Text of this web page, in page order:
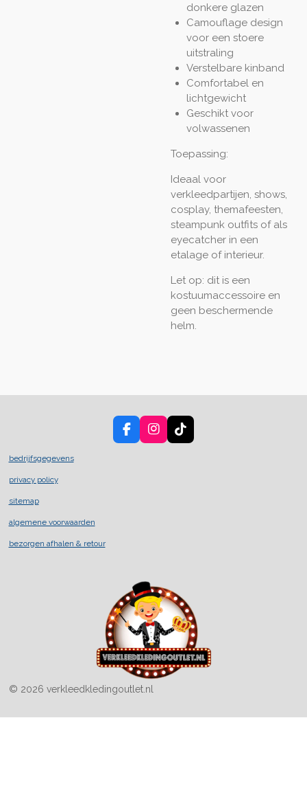
donkere glazen
Camouflage design
voor een stoere
uitstraling
Verstelbare kinband
Comfortabel en
lichtgewicht
Geschikt voor
volwassenen
Toepassing:
Ideaal voor
verkleedpartijen, shows,
cosplay, themafeesten,
steampunk outfits of als
eyecatcher in een
etalage of interieur.
Let op: dit is een
kostuumaccessoire en
geen beschermende
helm.
F
a
I
n
T
i
bedrijfsgegevens
privacy policy
sitemap
algemene voorwaarden
bezorgen afhalen & retour
© 2026 verkleedkledingoutlet.nl